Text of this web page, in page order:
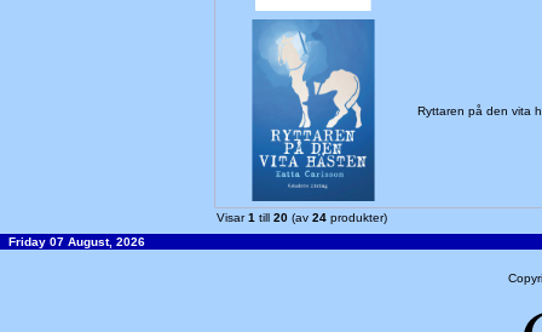
Ryttaren på den vita
Visar1 till 20 (av 24 produkter)
Friday 07 August, 2026